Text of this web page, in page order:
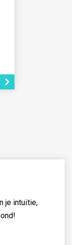
je intuïtie,